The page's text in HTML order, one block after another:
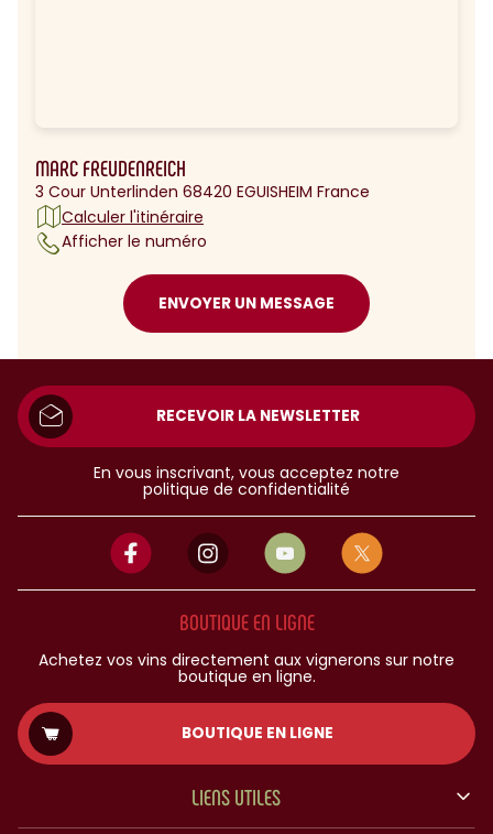
MARC FREUDENREICH
3 Cour Unterlinden 68420 EGUISHEIM France
Calculer l'itinéraire
Afficher le numéro
ENVOYER UN MESSAGE
RECEVOIR LA NEWSLETTER
En vous inscrivant, vous acceptez notre
politique de confidentialité
BOUTIQUE EN LIGNE
Achetez vos vins directement aux vignerons sur notre
boutique en ligne.
BOUTIQUE EN LIGNE
LIENS UTILES